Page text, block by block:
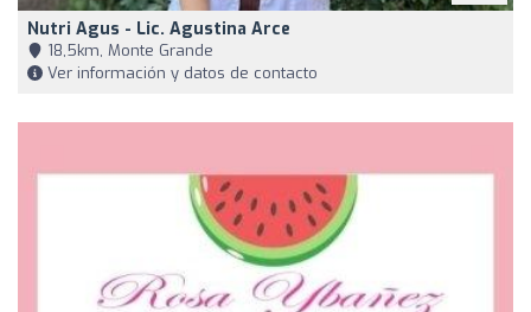
Nutri Agus - Lic. Agustina Arce
18,5km, Monte Grande
Ver información y datos de contacto